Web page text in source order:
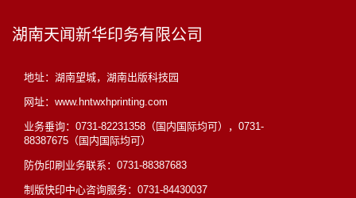
湖南天闻新华印务有限公司
地址：湖南望城，湖南出版科技园
网址：www.hntwxhprinting.com
业务垂询：0731-82231358（国内国际均可），0731-
88387675（国内国际均可）
防伪印刷业务联系：0731-88387683
制版快印中心咨询服务：0731-84430037